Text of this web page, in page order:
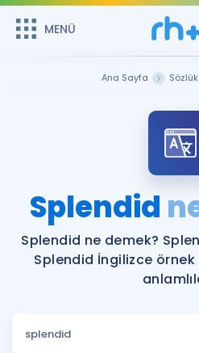
MENÜ
ÜYE
Sepetin Şu
Remzi Hoca ile seni sınava
bekliyor!
MENÜ
Katılımcı Görüşleri
Faydalı Araçlar
Sözlük
Hakkımızda
Ana Sayfa Sözlük
Splendid
Splendid ne demek?
Splendid İngilizce